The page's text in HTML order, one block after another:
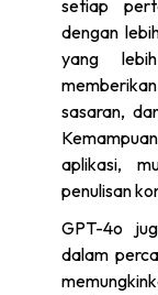
setiap
dengan
yang
sasaran,
aplikasi,
penulisan
GPT-4o
dalam